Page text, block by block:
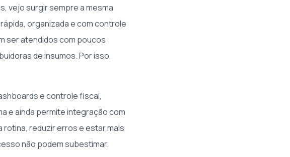
vejo surgir sempre a mesma
organizada e com controle
ser atendidos com poucos
de insumos. Por isso,
e controle fiscal,
e ainda permite integração com
reduzir erros e estar mais
não podem subestimar.